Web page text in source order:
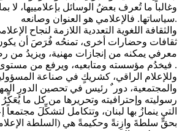
سياساتها. فالإعلامي هو العنوان وصانعه.
ثقافات وحضارات أخرى، تمنحُه فُرَصَ أن يكون
معرفي يمكنه من إنجازات مهنية، ويزيدُ من
فيخدُم مؤسسته ومتابعيه، ويرفع من مستوى المهنة .
وللإعلام الراقي، كشريكٍ في صناعة
والمجتمعية، دورﹲ رئيس في تحصين الدورِ
رسوليته وإحترافيته وتحريرها من كل ما
التي ينمازُ بها لبنان، وتتكامل لتشكِّلَ مجتمعاً
بحقٍّ سلطةَ وازِنةً وحكيمةً هي (السلطة